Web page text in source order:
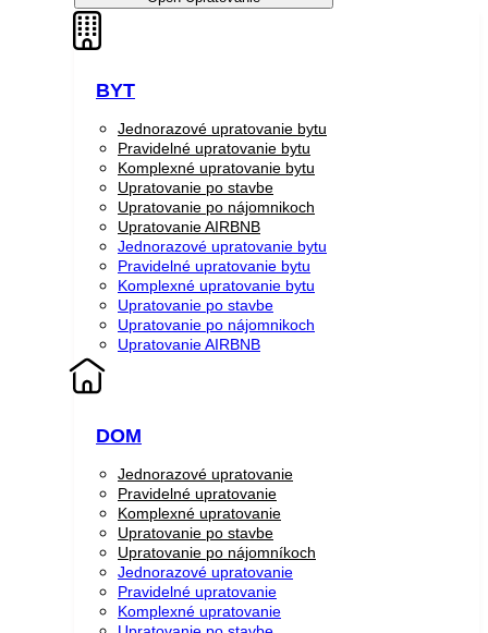
BYT
Jednorazové upratovanie bytu
Pravidelné upratovanie bytu
Komplexné upratovanie bytu
Upratovanie po stavbe
Upratovanie po nájomnikoch
Upratovanie AIRBNB
Jednorazové upratovanie bytu
Pravidelné upratovanie bytu
Komplexné upratovanie bytu
Upratovanie po stavbe
Upratovanie po nájomnikoch
Upratovanie AIRBNB
DOM
Jednorazové upratovanie
Pravidelné upratovanie
Komplexné upratovanie
Upratovanie po stavbe
Upratovanie po nájomníkoch
Jednorazové upratovanie
Pravidelné upratovanie
Komplexné upratovanie